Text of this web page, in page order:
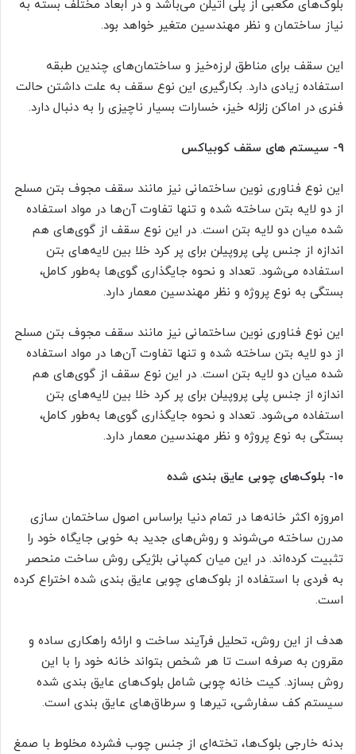
بلوک‌‌های مکعبی از پلی اتیلن می‌باشد و در ابعاد مختلف بسته به
نیاز ساختمان و نظر مهندسین متغیر خواهد بود.
این سقف برای مناطق لرزه‌خیز و ساختمان‌‌های چندین طبقه
استفاده زیادی دارد. بکارگیری این نوع سقف به علت داشتن حالت
فنری در اماکن زلزله ‌خیز، خسارات بسیار ناچیزی را به دنبال دارد.
۹- سیستم‌ های سقف کوبیاکس
این نوع فناوری نوین ساختمانی نیز مانند سقف مجوف بتن مسلح
از دو لایه بتن ساخته شده و تنها تفاوت آن‌ها در مواد استفاده
شده میان دو لایه بتن است. در این نوع سقف از گوی‌های هم
اندازه از جنس پلی پروپیلن برای پر کرد خلا بین لایه‌‌های بتن
استفاده می‌‌شود. تعداد و نحوه جایگذاری گوی‌‌ها به‌طور کامل،
بستگی به نوع پروژه و نظر مهندسین معمار دارد.
این نوع فناوری نوین ساختمانی نیز مانند سقف مجوف بتن مسلح
از دو لایه بتن ساخته شده و تنها تفاوت آن‌ها در مواد استفاده
شده میان دو لایه بتن است. در این نوع سقف از گوی‌های هم
اندازه از جنس پلی پروپیلن برای پر کرد خلا بین لایه‌‌های بتن
استفاده می‌‌شود. تعداد و نحوه جایگذاری گوی‌‌ها به‌طور کامل،
بستگی به نوع پروژه و نظر مهندسین معمار دارد.
۱۰- بلوک‌های چوبی عایق بندی شده
امروزه اکثر خانه‌ها در تمام دنیا براساس اصول ساختمان سازی
مدرن ساخته می‌شوند و روش‌های جدید به خوبی جایگاه خود را
تثبیت کرده‌اند. در این میان کمپانی بلژیکی روش ساخت منحصر
به فردی با استفاده از بلوک‌های چوبی عایق بندی شده اختراع کرده
است.
هدف از این روش، تحلیل فرآیند ساخت و ارائه راهکاری ساده و
مقرون به صرفه است تا هر شخص بتواند خانه خود را با این
روش بسازد. کیت خانه چوبی شامل بلوک‌های عایق بندی شده
سیستم کف سفارشی، تیرها و سرطاق‌های عایق بندی است.
بدنه خارجی بلوک‌ها، تخته‌ای از جنس چوب فشرده مخلوط با صمغ